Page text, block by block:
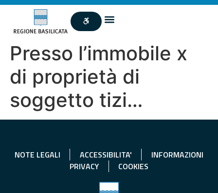
Presso l’immobile x
di proprietà di
soggetto tizi…
NOTE LEGALI ACCESSIBILITA'
INFORMAZIONI
PRIVACY
COOKIES